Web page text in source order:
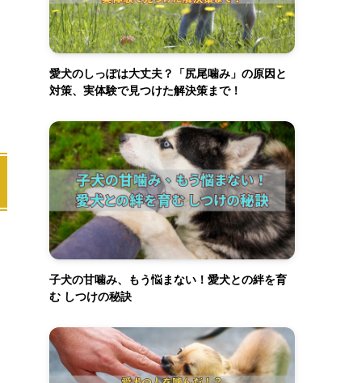
愛犬のしっぽは大丈夫？「尻尾噛み」の原因と
対策、実体験で見つけた解決策まで！
子犬の甘噛み、もう悩まない！愛犬との絆を育
む しつけの秘訣